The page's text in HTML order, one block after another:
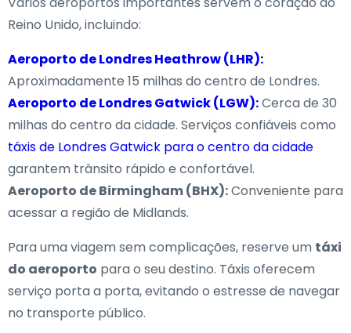
Reino Unido, incluindo:
Aeroporto de Londres Heathrow (LHR):
Aproximadamente 15 milhas do centro de Londres.
Aeroporto de Londres Gatwick (LGW):Cerca de 30
milhas do centro da cidade. Serviços confiáveis como
táxis de Londres Gatwick para o centro da cidade
garantem trânsito rápido e confortável.
Aeroporto de Birmingham (BHX):Conveniente para
acessar a região de Midlands.
Para uma viagem sem complicações, reserve um táxi
do aeroporto para o seu destino. Táxis oferecem
serviço porta a porta, evitando o estresse de navegar
no transporte público.